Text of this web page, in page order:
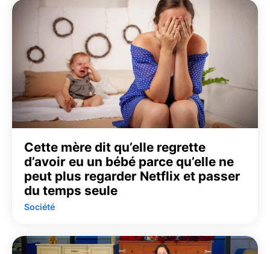
Cette mère dit qu’elle regrette
d’avoir eu un bébé parce qu’elle ne
peut plus regarder Netflix et passer
du temps seule
Société